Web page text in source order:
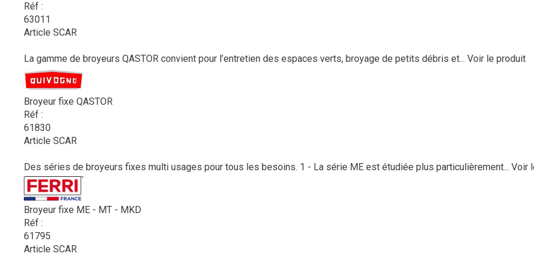
Réf :
63011
Article SCAR
La gamme de broyeurs QASTOR convient pour l’entretien des espaces verts, broyage de petits débris et... Voir le produit
Broyeur fixe QASTOR
Réf :
61830
Article SCAR
Des séries de broyeurs fixes multi usages pour tous les besoins. 1 - La série ME est étudiée plus particulièrement... Voir
Broyeur fixe ME - MT - MKD
Réf :
61795
Article SCAR